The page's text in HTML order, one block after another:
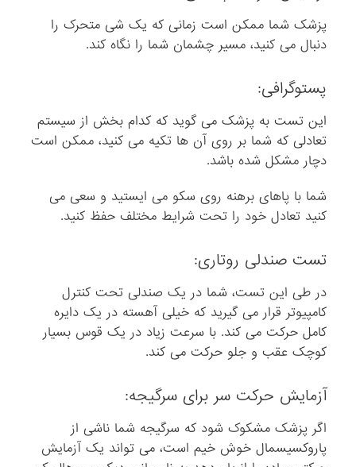
پزشک شما ممکن است زمانی که یک شی متحرک را
دنبال می کنید، مسیر چشمان شما را نگاه کند.
پستوگرافی:
این تست به پزشک می گوید که کدام بخش از سیستم
تعادلی که شما بر روی آن ها تکیه می کنید، ممکن است
دچار مشکل شده باشد.
شما با پاهای برهنه روی سکو می ایستید و سعی می
کنید تعادل خود را تحت شرایط مختلف حفظ کنید.
تست صندلی روتاری:
در طی این تست، شما در یک صندلی تحت کنترل
کامپیوتر قرار می گیرید که خیلی آهسته در یک دایره
کامل حرکت می کند. با سرعت زیاد در یک قوس بسیار
کوچک عقب و جلو حرکت می کند.
آزمایش حرکت سر برای سرگیجه:
اگر پزشک مشکوک شود که سرگیجه شما ناشی از
پاروکسیسمال خوش خیم است، می تواند یک آزمایش